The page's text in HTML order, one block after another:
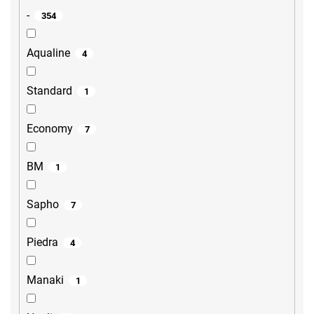
- 354
Aqualine 4
Standard 1
Economy 7
BM 1
Sapho 7
Piedra 4
Manaki 1